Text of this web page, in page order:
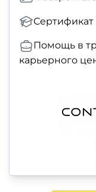
Сертификат
Помощь в
карьерного